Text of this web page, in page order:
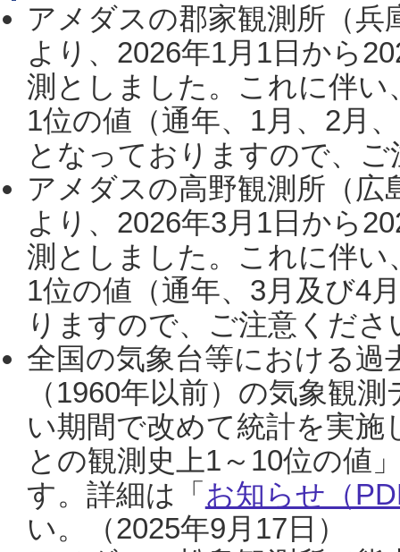
アメダスの郡家観測所（
より、2026年1月1日から
測としました。これに伴い
1位の値（通年、1月、2月
となっておりますので、
アメダスの高野観測所（
より、2026年3月1日から
測としました。これに伴い
1位の値（通年、3月及び4
りますので、ご注意くだ
全国の気象台等における過
（1960年以前）の気象観
い期間で改めて統計を実
との観測史上1～10位の値
す。詳細は「 お知らせ（
い。（2025年9月17日）